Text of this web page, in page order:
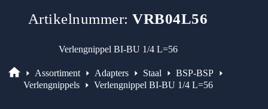
Artikelnummer:VRB04L56
Verlengnippel BI-BU 1/4 L=56
Assortiment
Assortiment Adapters Staal
BSP-BSP
Verlengnippels
Verlengnippel BI-BU 1/4 L=56